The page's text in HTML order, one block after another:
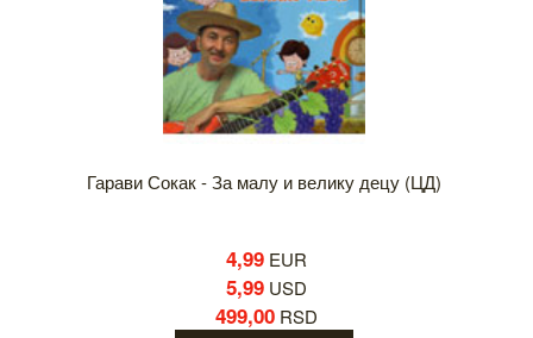
Гарави Сокак - За малу и велику децу (ЦД)
4,99 EUR
5,99 USD
499,00 RSD